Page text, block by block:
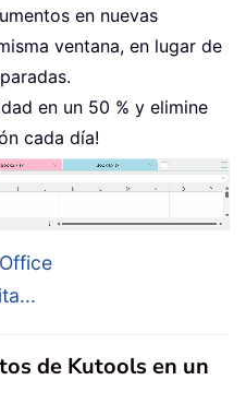
en nuevas
ventana, en lugar de
en un 50 % y elimine
cada día!
de Kutools en un